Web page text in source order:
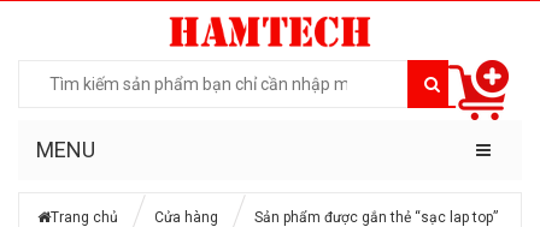
MENU
Trang chủ Cửa hàng Sản phẩm được gắn thẻ “sạc lap top”